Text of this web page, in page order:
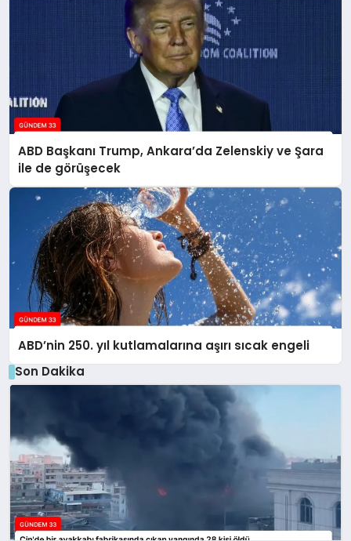
ABD Başkanı Trump, Ankara’da Zelenskiy ve Şara
ile de görüşecek
ABD’nin 250. yıl kutlamalarına aşırı sıcak engeli
Son Dakika